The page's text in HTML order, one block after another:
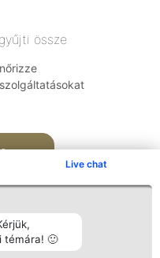
Live chat
témára! 🙂
össze